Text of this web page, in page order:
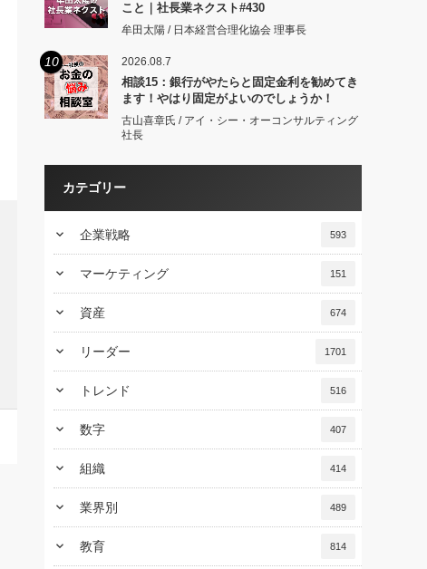
こと｜社長業ネクスト#430
牟田太陽 / 日本経営合理化協会 理事長
10 2026.08.7
相談15：銀行がやたらと固定金利を勧めてき
ます！やはり固定がよいのでしょうか！
古山喜章氏 / アイ・シー・オーコンサルティング
社長
カテゴリー
keyboard_arrow_down 企業戦略 593
keyboard_arrow_down マーケティング 151
keyboard_arrow_down 資産 674
keyboard_arrow_down リーダー 1701
keyboard_arrow_down トレンド 516
keyboard_arrow_down 数字 407
keyboard_arrow_down 組織 414
keyboard_arrow_down 業界別 489
keyboard_arrow_down 教育 814